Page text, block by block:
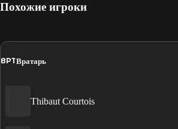
Похожие игроки
ВРТВратарь
Thibaut Courtois